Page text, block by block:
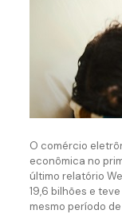
O comércio
econômica no
último relatório
19,6 bilhões e
mesmo período